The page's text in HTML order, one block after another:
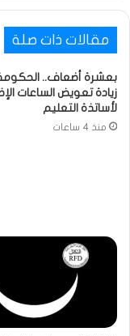
مقالات ذات صلة
بعشرة أضعاف..
زيادة تعويض الساعات
لأساتذة التعليم
منذ 4 ساعات